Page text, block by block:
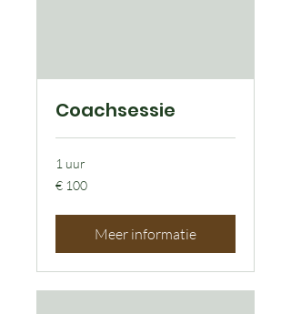
Coachsessie
1 uur
100
euro
€ 100
Meer informatie